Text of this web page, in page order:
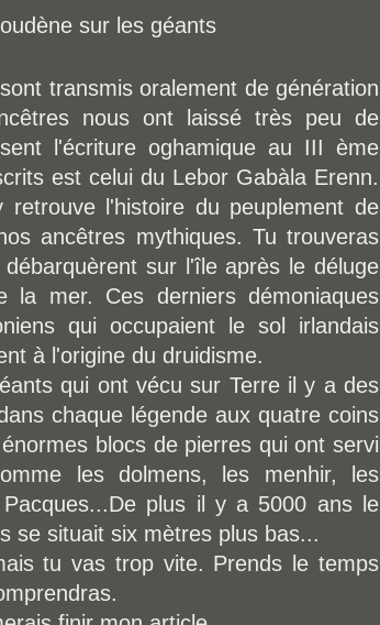
sur les géants
transmis oralement de génération
nous ont laissé très peu de
l'écriture oghamique au III ème
est celui du Lebor Gabàla Erenn.
l'histoire du peuplement de
ancêtres mythiques. Tu trouveras
sur l'île après le déluge
la mer. Ces derniers démoniaques
qui occupaient le sol irlandais
à l'origine du druidisme.
qui ont vécu sur Terre il y a des
chaque légende aux quatre coins
blocs de pierres qui ont servi
les dolmens, les menhir, les
plus il y a 5000 ans le
se situait six mètres plus bas...
tu vas trop vite. Prends le temps